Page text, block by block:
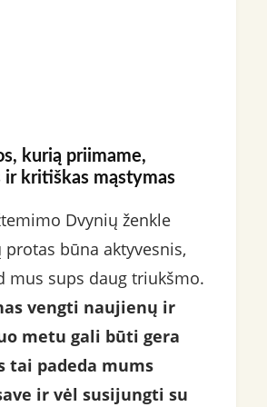
kurią priimame,
ir kritiškas mąstymas
Dvynių ženkle
būna aktyvesnis,
mus sups daug triukšmo.
vengti naujienų ir
metu gali būti gera
tai padeda mums
ir vėl susijungti su